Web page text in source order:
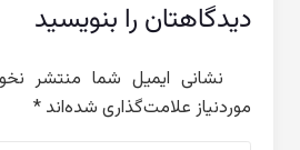
دیدگاهتان را بنویسید
نشانی ایمیل شما منتشر
موردنیاز علامت‌گذاری شده‌اند *